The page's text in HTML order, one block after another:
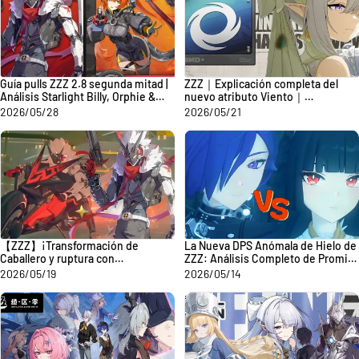
Guía pulls ZZZ 2.8 segunda mitad |
Análisis Starlight Billy, Orphie &
Magus y recomendaciones
2026/05/28
ZZZ｜Explicación completa del
nuevo atributo Viento｜
Meteorización + Impregnación +
2026/05/21
【ZZZ】¡Transformación de
Caballero y ruptura con
motocicleta! Guía previa de
2026/05/19
La Nueva DPS Anómala de Hielo de
ZZZ: Análisis Completo de Promiya
— ¿Puede Reemplazar a Miyabi?
2026/05/14